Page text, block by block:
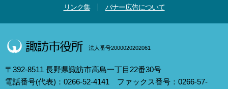
リンク集
バナー広告について
法人番号2000020202061
〒392-8511 長野県諏訪市高島一丁目22番30号
電話番号(代表)：0266-52-4141 ファックス番号：0266-57-